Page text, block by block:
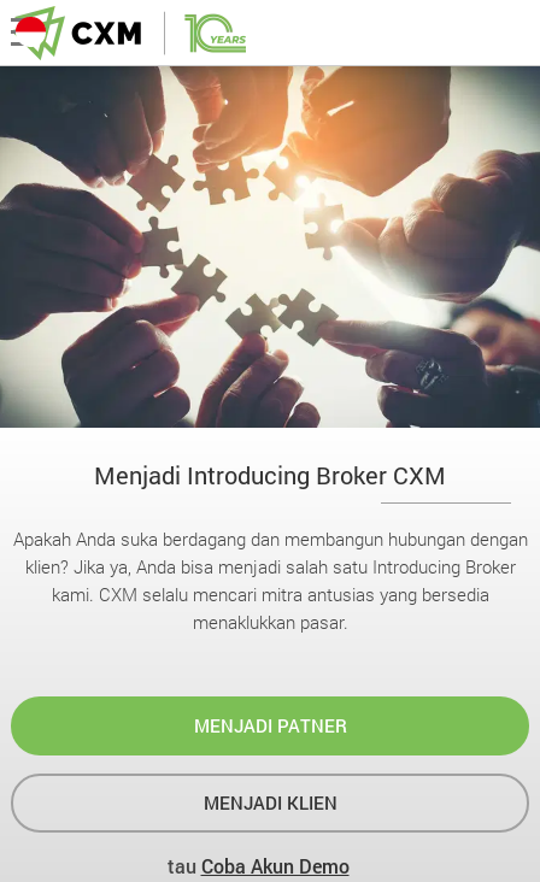
Menjadi Introducing Broker CXM
Apakah Anda suka berdagang dan membangun hubungan dengan
klien? Jika ya, Anda bisa menjadi salah satu Introducing Broker
kami. CXM selalu mencari mitra antusias yang bersedia
menaklukkan pasar.
MENJADI PATNER
MENJADI KLIEN
tau Coba Akun Demo